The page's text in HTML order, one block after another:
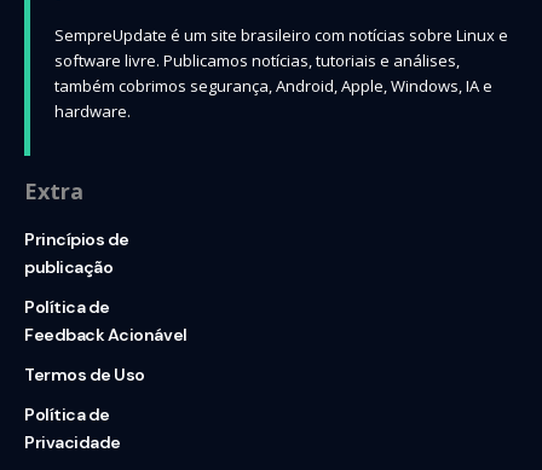
SempreUpdate é um site brasileiro com notícias sobre Linux e
software livre. Publicamos notícias, tutoriais e análises,
também cobrimos segurança, Android, Apple, Windows, IA e
hardware.
Extra
Princípios de
publicação
Política de
Feedback Acionável
Termos de Uso
Política de
Privacidade